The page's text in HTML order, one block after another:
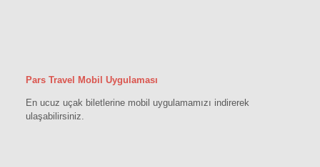
Pars Travel Mobil Uygulaması
En ucuz uçak biletlerine mobil uygulamamızı indirerek
ulaşabilirsiniz.